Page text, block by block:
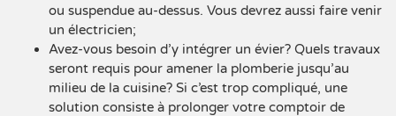
ou suspendue au-dessus. Vous devrez aussi faire venir
un électricien;
Avez-vous besoin d’y intégrer un évier? Quels travaux
seront requis pour amener la plomberie jusqu’au
milieu de la cuisine? Si c’est trop compliqué, une
solution consiste à prolonger votre comptoir de